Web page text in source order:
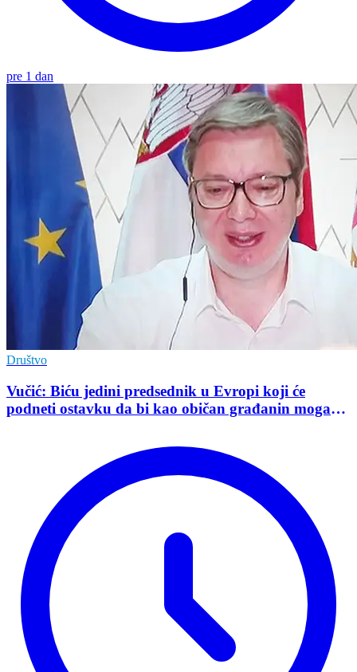
pre 1 dan
Društvo
Vučić: Biću jedini predsednik u Evropi koji će
podneti ostavku da bi kao običan građanin mogao